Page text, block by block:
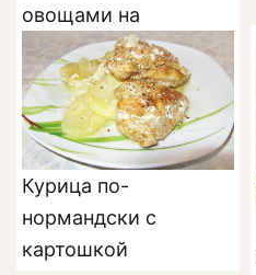
овощами на
сковороде
Курица по-
нормандски с
картошкой